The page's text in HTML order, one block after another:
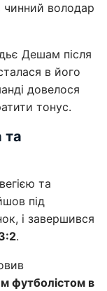
чинний володар
Дешам після
в його
довелося
тонус.
та
та
під
і завершився
.
футболістом в